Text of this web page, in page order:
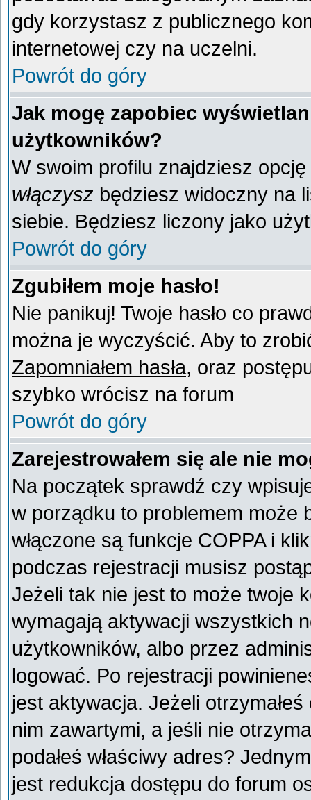
gdy korzystasz z publicznego
internetowej czy na uczelni.
Powrót do góry
Jak mogę zapobiec
użytkowników?
W swoim profilu znajdziesz opcję
włączysz będziesz widoczny na
siebie. Będziesz liczony jako
Powrót do góry
Zgubiłem moje hasło!
Nie panikuj! Twoje hasło co
można je wyczyścić. Aby to
Zapomniałem hasła, oraz
szybko wrócisz na forum
Powrót do góry
Zarejestrowałem się ale nie
Na początek sprawdź czy
w porządku to problemem może
włączone są funkcje COPPA i
podczas rejestracji musisz
Jeżeli tak nie jest to może twoje
wymagają aktywacji wszystkich
użytkowników, albo przez
logować. Po rejestracji
jest aktywacja. Jeżeli
nim zawartymi, a jeśli nie
podałeś właściwy adres?
jest redukcja dostępu do forum